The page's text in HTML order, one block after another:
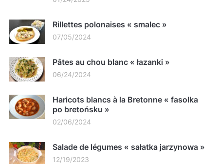
Rillettes polonaises « smalec »
07/05/2024
Pâtes au chou blanc « łazanki »
06/24/2024
Haricots blancs à la Bretonne « fasolka
po bretońsku »
02/06/2024
Salade de légumes « sałatka jarzynowa »
12/19/2023